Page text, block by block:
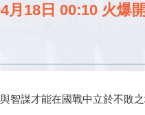
月18日 00:10 火爆
智謀才能在國戰中立於不敗